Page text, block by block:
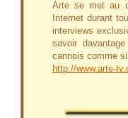
Arte se met au
Internet durant
interviews
savoir
cannois comme
http://www.arte-